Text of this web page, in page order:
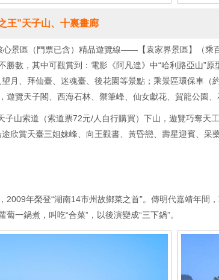
王”天子山、十裏畫廊
景區（門票已含）精品遊覽線——【袁家界景區】（乘
數，其中可觀賞到：電影《阿凡達》中“哈利路亞山”原
、拜仙臺、迷魂臺、後花園等景點；乘景區環保車（
覽天子閣、西海石林、禦筆峰、仙女獻花、賀龍公園、
山索道（索道票72元/人自行購買）下山，遊覽巧奪天
欣賞天臺三姐妹峰、向王觀書、黃昏戀、壽星迎賓、采
年榮登“湖南14市州故鄉菜之首”。傳明代嘉靖年間
一鍋煮，叫吃“合菜”，以後演變成“三下鍋”。